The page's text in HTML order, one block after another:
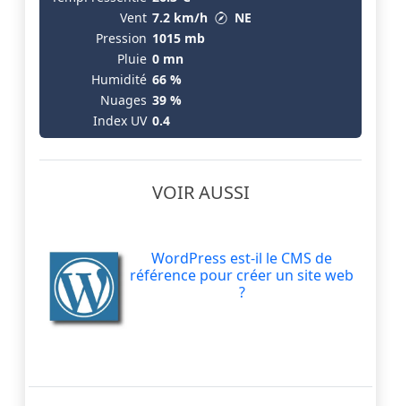
Vent 7.2 km/h
NE
Pression 1015 mb
Pluie 0 mn
Humidité 66 %
Nuages 39 %
Index UV 0.4
VOIR AUSSI
WordPress est-il le CMS de
référence pour créer un site web
?